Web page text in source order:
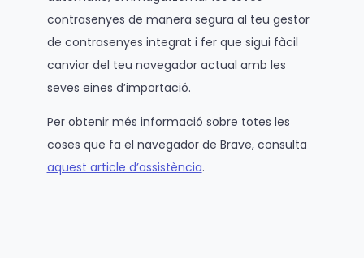
contrasenyes de manera segura al teu gestor
de contrasenyes integrat i fer que sigui fàcil
canviar del teu navegador actual amb les
seves eines d’importació.
Per obtenir més informació sobre totes les
coses que fa el navegador de Brave, consulta
aquest article d’assistència.